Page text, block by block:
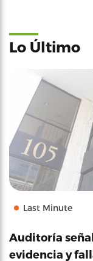
Lo Último
Last Minute
Auditoría
evidencia y